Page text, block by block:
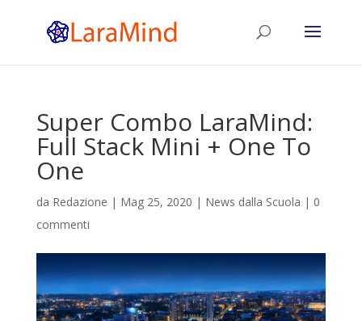
Super Combo LaraMind:
Full Stack Mini + One To
One
da Redazione | Mag 25, 2020 | News dalla Scuola | 0
commenti